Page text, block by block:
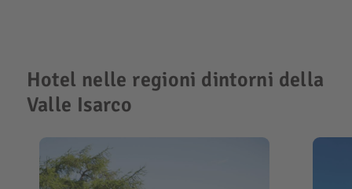
Hotel nelle regioni dintorni della
Valle Isarco